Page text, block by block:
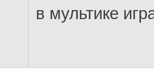
в мультике